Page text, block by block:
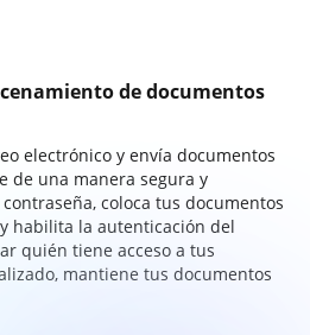
de documentos
electrónico y envía documentos
de una manera segura y
coloca tus documentos
habilita la autenticación del
quién tiene acceso a tus
mantiene tus documentos